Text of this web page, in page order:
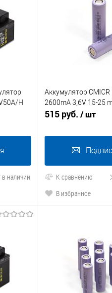
H
в наличии
Аккумулятор
2600mA 3,6V 15-25
515 руб. / шт
К сравнению
В избранное